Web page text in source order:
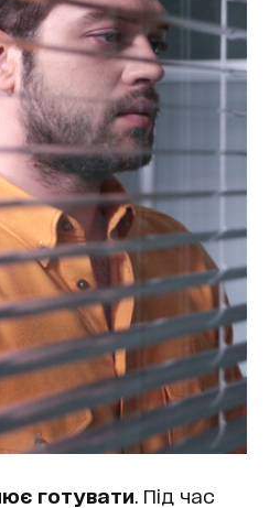
готувати . Під час